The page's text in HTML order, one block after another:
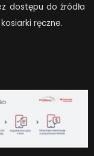
dostępu do źródła
ręczne.